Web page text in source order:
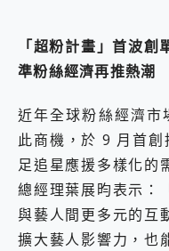
「超粉計畫」首波
準粉絲經濟再推熱潮
近年全球粉絲經濟市
此商機，於 9 月首
足追星應援多樣化的
總經理葉展昀表示：
與藝人間更多元的互
擴大藝人影響力，也